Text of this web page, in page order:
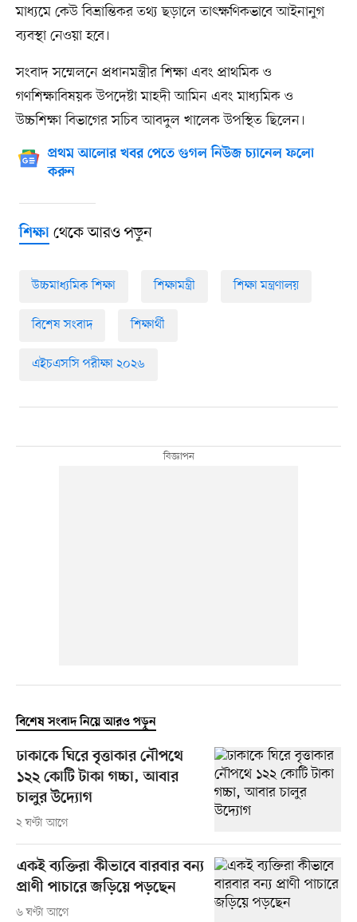
মাধ্যমে কেউ বিভ্রান্তিকর তথ্য ছড়ালে তাৎক্ষণিকভাবে আইনানুগ
ব্যবস্থা নেওয়া হবে।
সংবাদ সম্মেলনে প্রধানমন্ত্রীর শিক্ষা এবং প্রাথমিক ও
গণশিক্ষাবিষয়ক উপদেষ্টা মাহদী আমিন এবং মাধ্যমিক ও
উচ্চশিক্ষা বিভাগের সচিব আবদুল খালেক উপস্থিত ছিলেন।
প্রথম আলোর খবর পেতে গুগল নিউজ চ্যানেল ফলো
করুন
শিক্ষাথেকে আরও পড়ুন
উচ্চমাধ্যমিক শিক্ষা শিক্ষামন্ত্রী শিক্ষা মন্ত্রণালয়
বিশেষ সংবাদ শিক্ষার্থী
এইচএসসি পরীক্ষা ২০২৬
বিশেষ সংবাদ নিয়ে আরও পড়ুন
ঢাকাকে ঘিরে বৃত্তাকার নৌপথে
১২২ কোটি টাকা গচ্চা, আবার
চালুর উদ্যোগ
২ ঘণ্টা আগে
একই ব্যক্তিরা কীভাবে বারবার বন্য
প্রাণী পাচারে জড়িয়ে পড়ছেন
৬ ঘণ্টা আগে